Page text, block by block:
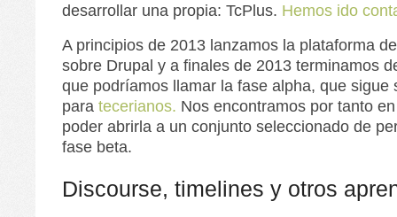
desarrollar una propia: TcPlus. Hemos ido
A principios de 2013 lanzamos la plataforma
sobre Drupal y a finales de 2013 terminamos
que podríamos llamar la fase alpha, que sigue
para tecerianos. Nos encontramos por tanto
poder abrirla a un conjunto seleccionado de
fase beta.
Discourse, timelines y otros